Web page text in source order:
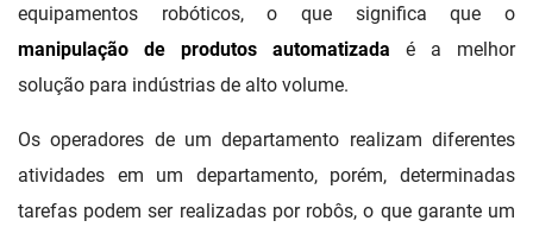
equipamentos robóticos, o que significa que o
manipulação de produtos automatizada é a melhor
solução para indústrias de alto volume.
Os operadores de um departamento realizam diferentes
atividades em um departamento, porém, determinadas
tarefas podem ser realizadas por robôs, o que garante um